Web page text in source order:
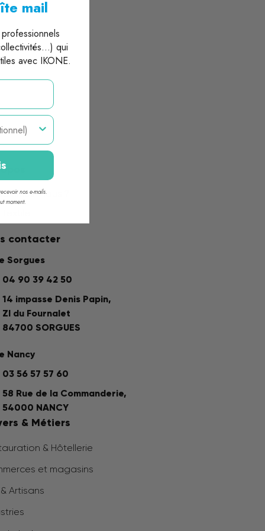
nous ?
contacter
Sorgues
04 90 39 42 50
14 impasse Denis Papin,
ZI du Fournalet
84700 SORGUES
Nancy
03 56 57 57 60
58 Rue de la Commanderie,
54000 NANCY
& Métiers
& Hôtellerie
et magasins
& Artisans
mail
qui
avec IKONE.
nos e-mails.
moment.